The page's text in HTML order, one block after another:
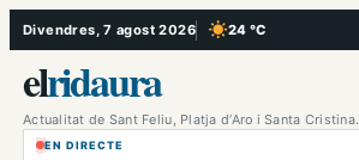
Vés
al
contingut
Divendres, 7 agost 2026 24 °C
, Cel serè
elridaura
Actualitat de Sant Feliu, Platja d’Aro i Santa Cristina.
EN DIRECTE